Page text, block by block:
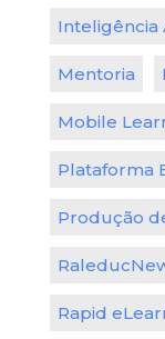
Inteligência
Mentoria
Mobile
Plataforma
Produção
Rapid